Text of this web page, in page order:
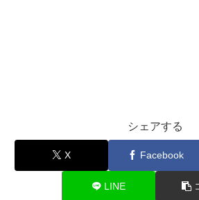
シェアする
X Facebook
LINE